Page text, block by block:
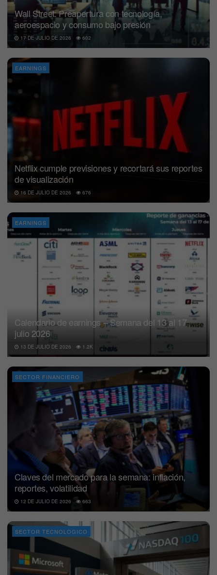
Wall Street: Preapertura con tecnología,
aeroespacio y consumo bajo presión
17 DE JULIO DE 2026 602
EARNINGS
Netflix cumple previsiones y recortará sus reportes
de visualización
16 DE JULIO DE 2026 676
EARNINGS
Calendario de earnings – Semana del 13 al 17
julio 2026
13 DE JULIO DE 2026 1.2K
SECTOR FINANCIERO
Claves del mercado para la semana: inflación,
reportes, volatilidad
12 DE JULIO DE 2026 663
SECTOR TECNOLOGICO